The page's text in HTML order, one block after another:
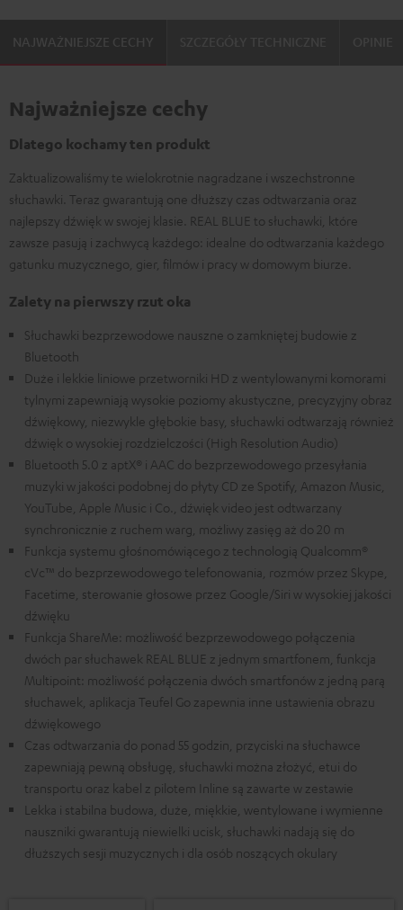
NAJWAŻNIEJSZE CECHY
Najważniejsze cechy
Dlatego kochamy ten produkt
Zaktualizowaliśmy te wielokrotnie nagradzane i wszechstronne
słuchawki. Teraz gwarantują one dłuższy czas odtwarzania oraz
najlepszy dźwięk w swojej klasie. REAL BLUE to słuchawki, które
zawsze pasują i zachwycą każdego: idealne do odtwarzania każdego
gatunku muzycznego, gier, filmów i pracy w domowym biurze.
Zalety na pierwszy rzut oka
Słuchawki bezprzewodowe nauszne o zamkniętej budowie z
Bluetooth
Duże i lekkie liniowe przetworniki HD z wentylowanymi komorami
tylnymi zapewniają wysokie poziomy akustyczne, precyzyjny obraz
dźwiękowy, niezwykle głębokie basy, słuchawki odtwarzają również
dźwięk o wysokiej rozdzielczości (High Resolution Audio)
Bluetooth 5.0 z aptX® i AAC do bezprzewodowego przesyłania
muzyki w jakości podobnej do płyty CD ze Spotify, Amazon Music,
YouTube, Apple Music i Co., dźwięk video jest odtwarzany
synchronicznie z ruchem warg, możliwy zasięg aż do 20 m
Funkcja systemu głośnomówiącego z technologią Qualcomm®
cVc™ do bezprzewodowego telefonowania, rozmów przez Skype,
Facetime, sterowanie głosowe przez Google/Siri w wysokiej jakości
dźwięku
Funkcja ShareMe: możliwość bezprzewodowego połączenia
dwóch par słuchawek REAL BLUE z jednym smartfonem, funkcja
Multipoint: możliwość połączenia dwóch smartfonów z jedną parą
słuchawek, aplikacja Teufel Go zapewnia inne ustawienia obrazu
dźwiękowego
Czas odtwarzania do ponad 55 godzin, przyciski na słuchawce
zapewniają pewną obsługę, słuchawki można złożyć, etui do
transportu oraz kabel z pilotem Inline są zawarte w zestawie
Lekka i stabilna budowa, duże, miękkie, wentylowane i wymienne
nauszniki gwarantują niewielki ucisk, słuchawki nadają się do
dłuższych sesji muzycznych i dla osób noszących okulary